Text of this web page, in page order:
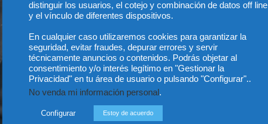
distinguir los usuarios, el cotejo y combinación de datos off line
y el vínculo de diferentes dispositivos.
En cualquier caso utilizaremos cookies para garantizar la
seguridad, evitar fraudes, depurar errores y servir
técnicamente anuncios o contenidos. Podrás objetar al
consentimiento y/o interés legítimo en "Gestionar la
Privacidad" en tu área de usuario o pulsando "Configurar"..
No venda mi información personal .
Configurar Estoy de acuerdo